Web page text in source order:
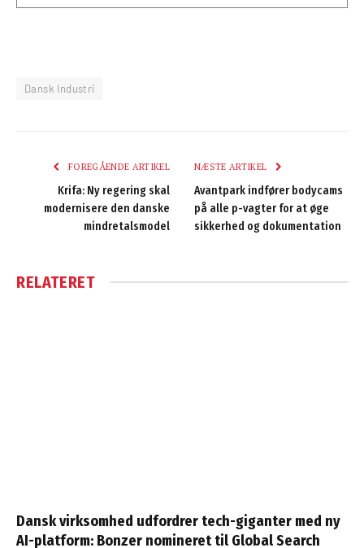
Dansk Industri
FOREGÅENDE ARTIKEL
Krifa: Ny regering skal
modernisere den danske
mindretalsmodel
NÆSTE ARTIKEL
Avantpark indfører bodycams
på alle p-vagter for at øge
sikkerhed og dokumentation
RELATERET
Dansk virksomhed udfordrer tech-giganter med ny
AI-platform: Bonzer nomineret til Global Search